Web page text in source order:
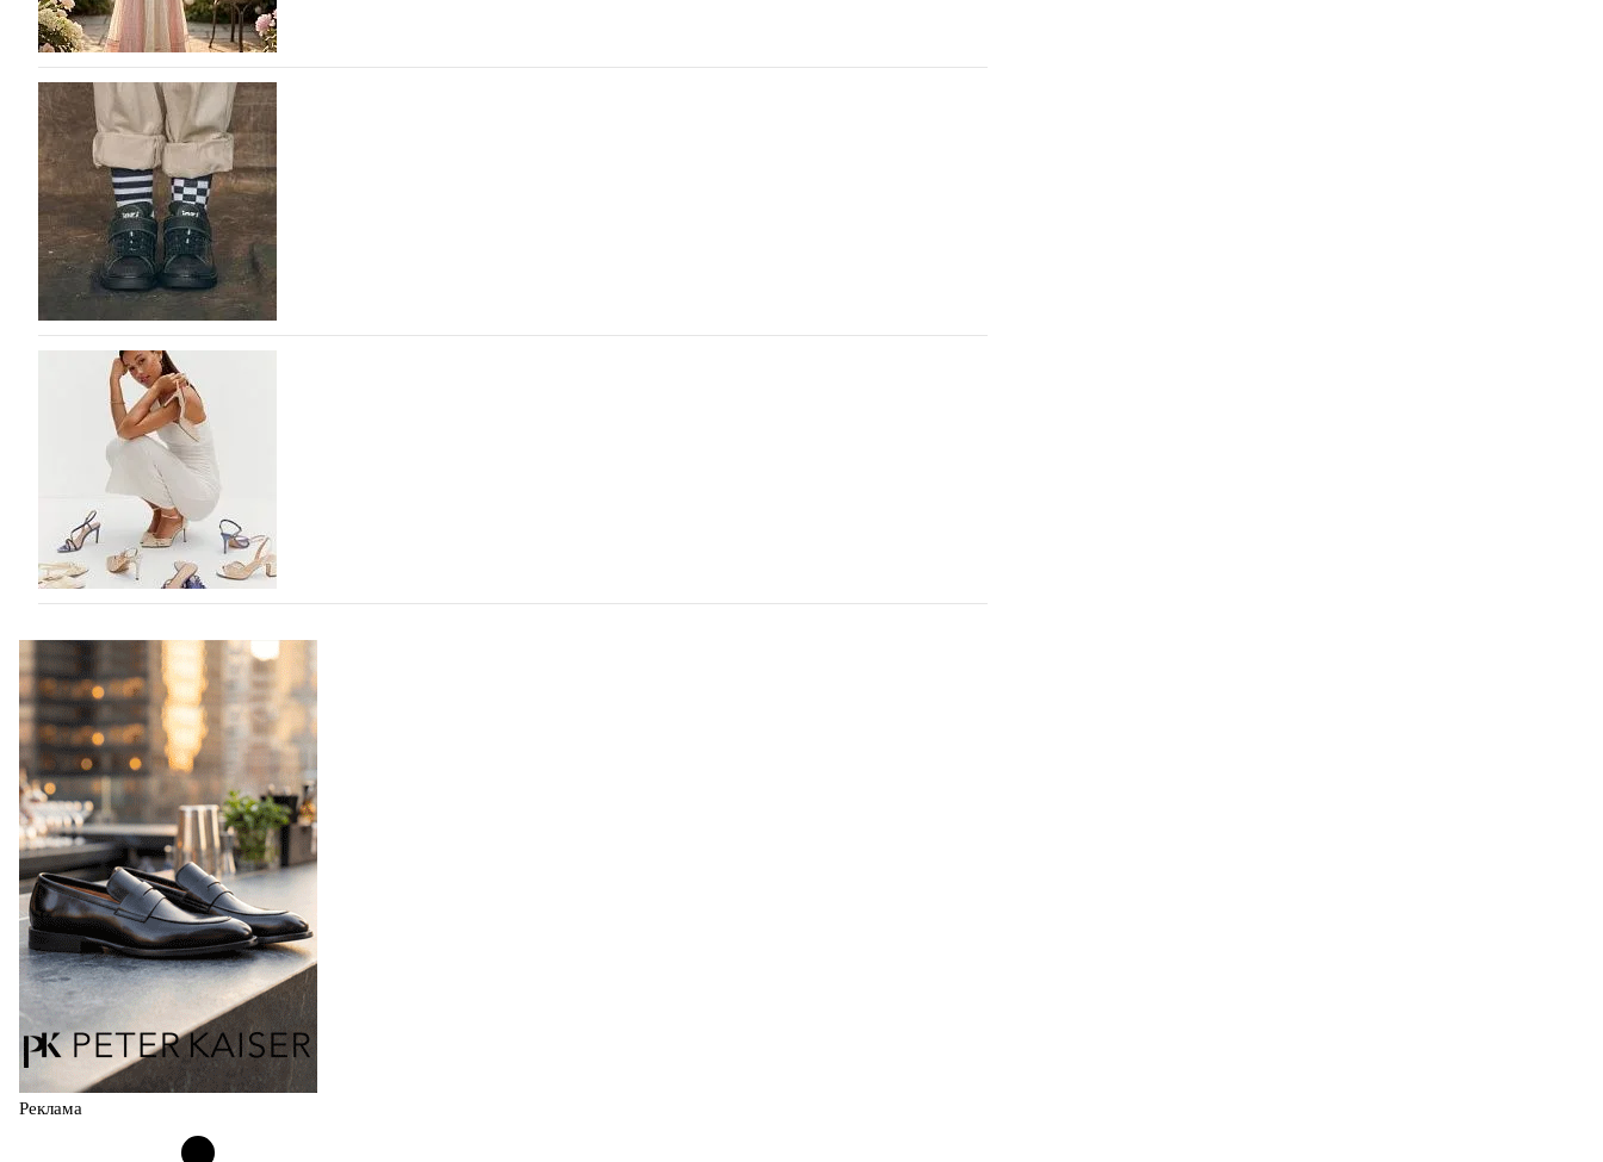
Фабрика зонтов DINIYA на Euro Shoes: стиль, надёжность и безупречное качество
Фабрика зонтов DINIYA является одним из лидеров продаж на рынке в России, Беларуси и других странах
СНГ. Широкий модельный ряд женских, мужских, детских и пляжных зонтов в необычном дизайнерском
исполнении, отличается надёжностью и высоким качеством…
05.08.2026 278
Обувь для правильного развития стопы: IDZI (Беларусь) на выставке Euro Shoes
Бренд IDZI – это детская и подростковая обувь с элементами ортопедии от белорусского производителя
(РУП «Белорусский протезно-ортопедический восстановительный…
04.08.2026 409
В 2027 году бренд TAMARIS отмечает 60-летний юбилей. Шесть десятилетий доверия миллионов
покупателей, постоянного развития и понимания, какой будет современная женщина завтра. Юбилейная
коллекция Весна–Лето 2027 открывает не просто новый сезон, а…
04.08.2026 506
Реклама